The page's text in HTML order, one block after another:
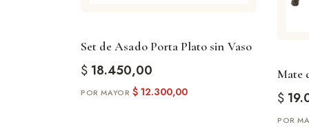
Set de Asado Porta Plato sin Vaso
$ 18.450,00
$ 12.300,00
Mate
$